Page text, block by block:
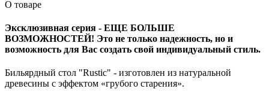
О товаре
Эксклюзивная серия - ЕЩЕ БОЛЬШЕ
ВОЗМОЖНОСТЕЙ! Это не только надежность, но и
возможность для Вас создать свой индивидуальный стиль.
Бильярдный стол "Rustic" - изготовлен из натуральной
древесины с эффектом «грубого старения».